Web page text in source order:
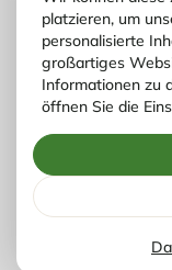
platzieren, um
personalisierte
großartiges
Informationen zu
öffnen Sie die